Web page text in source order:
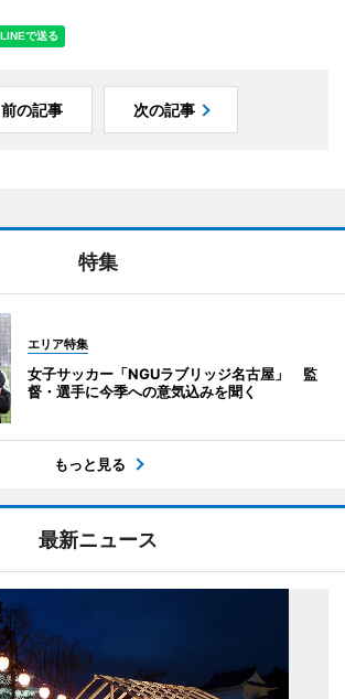
前の記事 次の記事
特集
エリア特集
女子サッカー「NGUラブリッジ名古屋」 監
督・選手に今季への意気込みを聞く
もっと見る
最新ニュース